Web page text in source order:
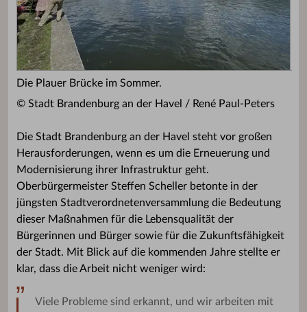
Die Plauer Brücke im Sommer.
© Stadt Brandenburg an der Havel / René Paul-Peters
Die Stadt Brandenburg an der Havel steht vor großen
Herausforderungen, wenn es um die Erneuerung und
Modernisierung ihrer Infrastruktur geht.
Oberbürgermeister Steffen Scheller betonte in der
jüngsten Stadtverordnetenversammlung die Bedeutung
dieser Maßnahmen für die Lebensqualität der
Bürgerinnen und Bürger sowie für die Zukunftsfähigkeit
der Stadt. Mit Blick auf die kommenden Jahre stellte er
klar, dass die Arbeit nicht weniger wird:
Viele Probleme sind erkannt, und wir arbeiten mit